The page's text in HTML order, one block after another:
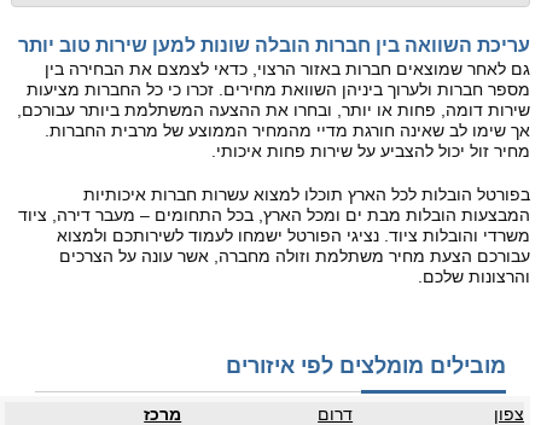
עריכת השוואה בין חברות הובלה שונות למען שירות טוב יותר
גם לאחר שמוצאים חברות באזור הרצוי, כדאי לצמצם את הבחירה בין
מספר חברות ולערוך ביניהן השוואת מחירים. זכרו כי כל החברות מציעות
שירות דומה, פחות או יותר, ובחרו את ההצעה המשתלמת ביותר עבורכם,
אך שימו לב שאינה חורגת מדיי מהמחיר הממוצע של מרבית החברות.
מחיר זול יכול להצביע על שירות פחות איכותי.
בפורטל הובלות לכל הארץ תוכלו למצוא עשרות חברות איכותיות
המבצעות הובלות מבת ים ומכל הארץ, בכל התחומים – מעבר דירה, ציוד
משרדי והובלות ציוד. נציגי הפורטל ישמחו לעמוד לשירותכם ולמצוא
עבורכם הצעת מחיר משתלמת וזולה מחברה, אשר עונה על הצרכים
והרצונות שלכם.
מובילים מומלצים לפי איזורים
צפון דרום
מרכז